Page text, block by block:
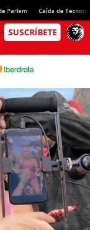
Parlem Caída de